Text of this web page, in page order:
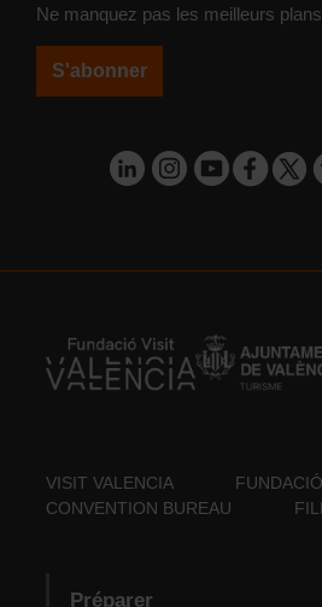
Ne manquez pas les meilleurs
S'abonner
VISIT VALENCIA
FUNDACIÓ
CONVENTION BUREAU
Préparer